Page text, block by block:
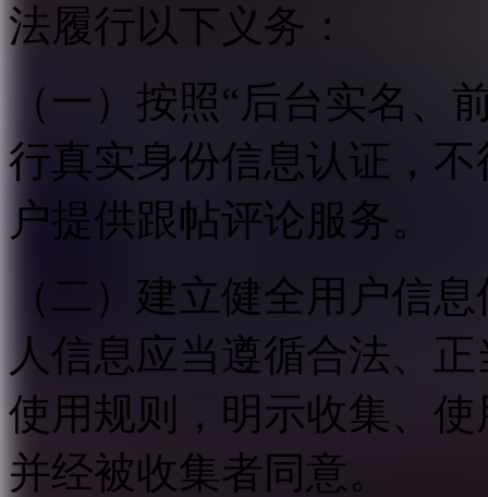
法履行以下义务：
（一）按照“后台实名、
行真实身份信息认证，
户提供跟帖评论服务。
（二）建立健全用户信
人信息应当遵循合法、
使用规则，明示收集、
并经被收集者同意。